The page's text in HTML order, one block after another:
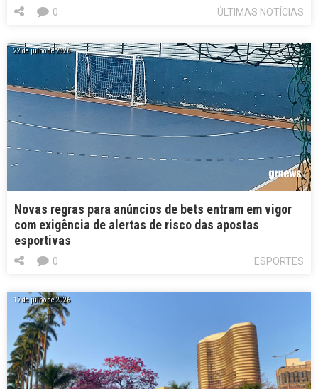
ÚLTIMAS NOTÍCIAS
0
22 de julho de 2026
Novas regras para anúncios de bets entram em vigor
com exigência de alertas de risco das apostas
esportivas
ESPORTES
0
17 de julho de 2026